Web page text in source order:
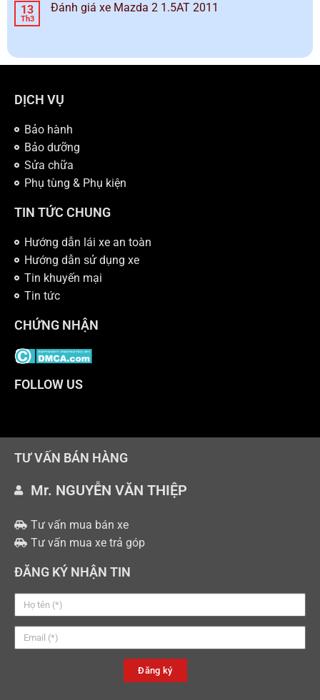
13
Th3
Đánh giá xe Mazda 2 1.5AT 2011
DỊCH VỤ
Bảo hành
Bảo dưỡng
Sửa chữa
Phụ tùng & Phụ kiện
TIN TỨC CHUNG
Hướng dẫn lái xe an toàn
Hướng dẫn sử dụng xe
Tin khuyến mại
Tin tức
CHỨNG NHẬN
FOLLOW US
TƯ VẤN BÁN HÀNG
Mr. NGUYỄN VĂN THIỆP
Tư vấn mua bán xe
Tư vấn mua xe trả góp
ĐĂNG KÝ NHẬN TIN
Đăng ký